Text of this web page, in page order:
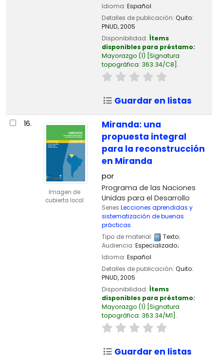
Idioma: Español
Detalles de publicación: Quito:
PNUD,2005
Disponibilidad: Ítems
disponibles para préstamo:
Mayorazgo (1) Signatura
topográfica: 363.34/C8 .
Guardar en listas
16.
Imagen de
cubierta local
Miranda: una
propuesta integral
para la reconstrucción
en Miranda
por
Programa de las Naciones
Unidas para el Desarrollo
Series Lecciones aprendidas y
sistematización de buenas
prácticas
Tipo de material:
Texto;
Audiencia: Especializado;
Idioma: Español
Detalles de publicación: Quito:
PNUD,2005
Disponibilidad: Ítems
disponibles para préstamo:
Mayorazgo (1) Signatura
topográfica: 363.34/M1 .
Guardar en listas